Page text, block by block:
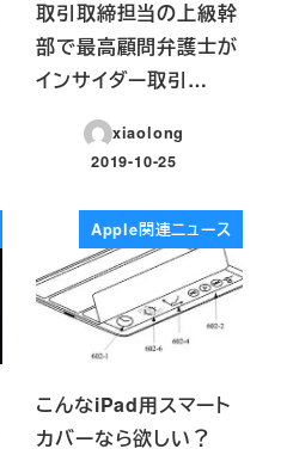
取引取締担当の上級幹
部で最高顧問弁護士が
インサイダー取引…
xiaolong
投稿日
2019-10-25
Apple関連ニュース
こんなiPad用スマート
カバーなら欲しい？